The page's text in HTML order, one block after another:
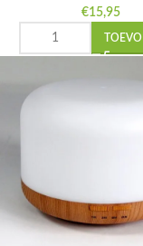
€15,95